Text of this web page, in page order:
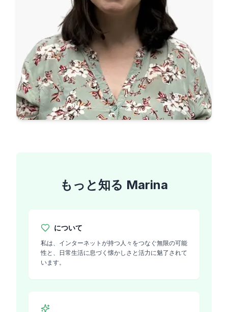
もっと知る Marina
について
私は、インターネットが持つ人々をつなぐ無限の可能
性と、日常生活に息づく懐かしさと活力に魅了されて
います。